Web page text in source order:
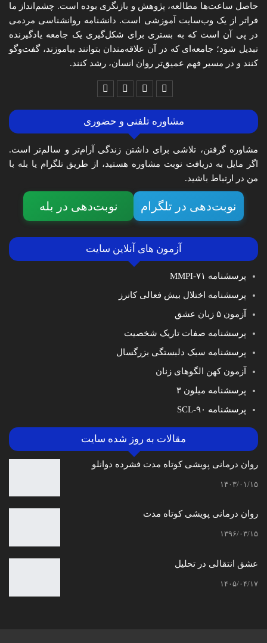
حاصل ساعت‌ها مطالعه، پژوهش و بازنگری بوده است. چشم‌انداز ما
فراتر از یک وب‌سایت آموزشی است. دانشنامه روانشناسی مردمی
در پی آن است که به بستری برای شکل‌گیری یک جامعه یادگیرنده
تبدیل شود؛ جامعه‌ای که در آن علاقه‌مندان بتوانند بیاموزند، گفت‌وگو
کنند و در مسیر فهم عمیق‌تر روان انسان، رشد کنند.
مشاوره تلفنی و حضوری
مشاوره گرفتن، تلاشی برای داشتن زندگی آرام‌تر و سالم‌تر است.
اگر مایل به دریافت نوبت مشاوره هستید، از طریق تلگرام یا بله با
من در ارتباط باشید.
نوبت‌دهی در تلگرام نوبت‌دهی در بله
آزمون های آنلاین سایت
پرسشنامه MMPI-۷۱
پرسشنامه اختلال بیش فعالی کانرز
آزمون ۵ زبان عشق
پرسشنامه صفات تاریک شخصیت
پرسشنامه سبک دلبستگی بزرگسال
آزمون کهن الگوهای زنان
پرسشنامه میلون ۳
پرسشنامه SCL-۹۰
مقالات به روز شده سایت
روان درمانی پویشی کوتاه مدت فشرده دوانلو
۱۴۰۳/۰۱/۱۵
روان درمانی پویشی کوتاه مدت
۱۳۹۶/۰۳/۱۵
عشق انتقالی در تحلیل
۱۴۰۵/۰۴/۱۷